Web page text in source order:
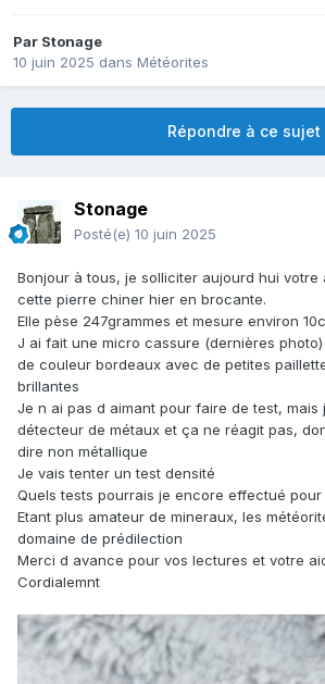
Par Stonage
10 juin 2025 dans Météorites
Répondre à ce sujet
Stonage
Posté(e) 10 juin 2025
Bonjour à tous, je solliciter aujourd hui
cette pierre chiner hier en brocante.
Elle pèse 247grammes et mesure environ
J ai fait une micro cassure (dernières
de couleur bordeaux avec de petites
brillantes
Je n ai pas d aimant pour faire de test, mais
détecteur de métaux et ça ne réagit pas,
dire non métallique
Je vais tenter un test densité
Quels tests pourrais je encore effectué
Etant plus amateur de mineraux, les
domaine de prédilection
Merci d avance pour vos lectures et votre
Cordialemnt